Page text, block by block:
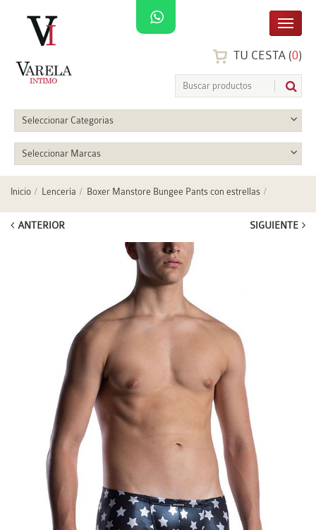
TU CESTA (0)
Seleccionar Categorias
Seleccionar Marcas
Inicio Lencería Boxer Manstore Bungee Pants con estrellas
ANTERIOR SIGUIENTE